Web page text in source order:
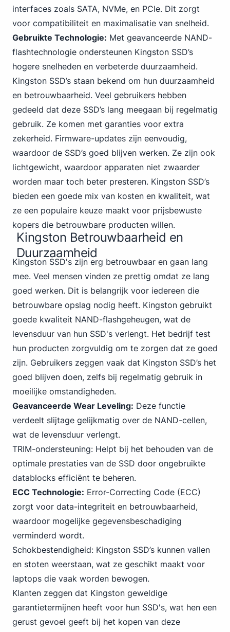
interfaces zoals SATA, NVMe, en PCIe. Dit zorgt
voor compatibiliteit en maximalisatie van snelheid.
Gebruikte Technologie: Met geavanceerde NAND-
flashtechnologie ondersteunen Kingston SSD’s
hogere snelheden en verbeterde duurzaamheid.
Kingston SSD’s staan bekend om hun duurzaamheid
en betrouwbaarheid. Veel gebruikers hebben
gedeeld dat deze SSD’s lang meegaan bij regelmatig
gebruik. Ze komen met garanties voor extra
zekerheid. Firmware-updates zijn eenvoudig,
waardoor de SSD’s goed blijven werken. Ze zijn ook
lichtgewicht, waardoor apparaten niet zwaarder
worden maar toch beter presteren. Kingston SSD’s
bieden een goede mix van kosten en kwaliteit, wat
ze een populaire keuze maakt voor prijsbewuste
kopers die betrouwbare producten willen.
Kingston Betrouwbaarheid en
Duurzaamheid
Kingston SSD's zijn erg betrouwbaar en gaan lang
mee. Veel mensen vinden ze prettig omdat ze lang
goed werken. Dit is belangrijk voor iedereen die
betrouwbare opslag nodig heeft. Kingston gebruikt
goede kwaliteit NAND-flashgeheugen, wat de
levensduur van hun SSD's verlengt. Het bedrijf test
hun producten zorgvuldig om te zorgen dat ze goed
zijn. Gebruikers zeggen vaak dat Kingston SSD’s het
goed blijven doen, zelfs bij regelmatig gebruik in
moeilijke omstandigheden.
Geavanceerde Wear Leveling: Deze functie
verdeelt slijtage gelijkmatig over de NAND-cellen,
wat de levensduur verlengt.
TRIM-ondersteuning: Helpt bij het behouden van de
optimale prestaties van de SSD door ongebruikte
datablocks efficiënt te beheren.
ECC Technologie: Error-Correcting Code (ECC)
zorgt voor data-integriteit en betrouwbaarheid,
waardoor mogelijke gegevensbeschadiging
verminderd wordt.
Schokbestendigheid: Kingston SSD’s kunnen vallen
en stoten weerstaan, wat ze geschikt maakt voor
laptops die vaak worden bewogen.
Klanten zeggen dat Kingston geweldige
garantietermijnen heeft voor hun SSD's, wat hen een
gerust gevoel geeft bij het kopen van deze